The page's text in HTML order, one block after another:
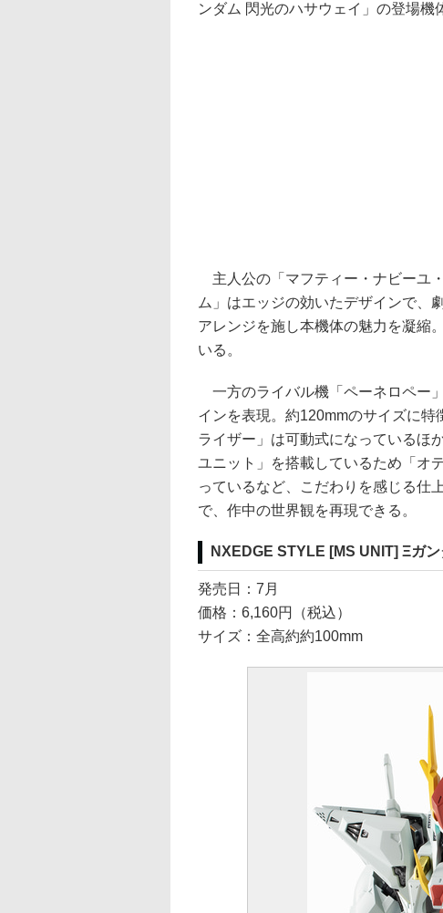
ンダム 閃光のハサウェイ」の登場機
主人公の「マフティー・ナビーユ
ム」はエッジの効いたデザインで、
アレンジを施し本機体の魅力を凝縮
いる。
一方のライバル機「ペーネロペー
インを表現。約120mmのサイズに
ライザー」は可動式になっているほ
ユニット」を搭載しているため「オ
っているなど、こだわりを感じる仕
で、作中の世界観を再現できる。
NXEDGE STYLE [MS UNIT] Ξガン
発売日：7月
価格：6,160円（税込）
サイズ：全高約約100mm